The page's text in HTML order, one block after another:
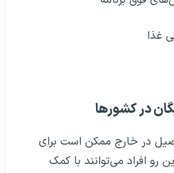
غذا
در کشورها
در خارج ممکن است برای
رو افراد می‌توانند با کمک